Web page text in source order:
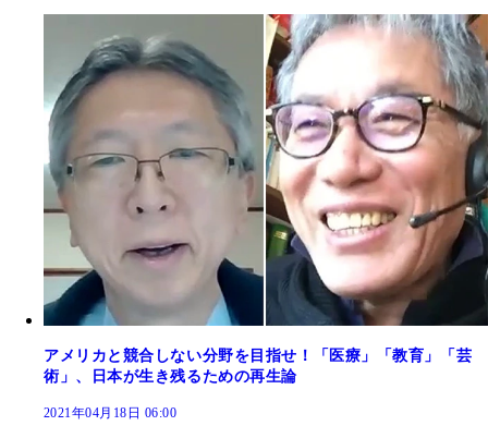
アメリカと競合しない分野を目指せ！「医療」「教育」「芸
術」、日本が生き残るための再生論
2021年04月18日 06:00